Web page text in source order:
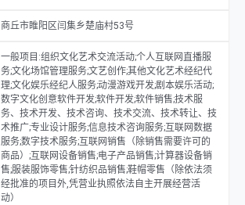
商丘市睢阳区闫集乡楚庙村53号
一般项目:组织文化艺术交流活动;个人互联网直播服
务;文化场馆管理服务;文艺创作;其他文化艺术经纪代
理;文化娱乐经纪人服务;动漫游戏开发;剧本娱乐活动;
数字文化创意软件开发;软件开发;软件销售;技术服
务、技术开发、技术咨询、技术交流、技术转让、技
术推广;专业设计服务;信息技术咨询服务;互联网数据
服务;数字技术服务;互联网销售（除销售需要许可的
商品）;互联网设备销售;电子产品销售;计算器设备销
售;服装服饰零售;针纺织品销售;鞋帽零售（除依法须
经批准的项目外,凭营业执照依法自主开展经营活
动）